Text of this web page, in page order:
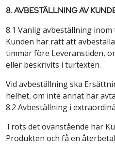
8. AVBESTÄLLNING AV
8.1 Vanlig avbeställning
Kunden har rätt att
timmar före Leveranstiden,
eller beskrivits i turtexten.
Vid avbeställning ska
helhet, om inte annat har
8.2 Avbeställning i
Trots det ovanstående har
Produkten och få en